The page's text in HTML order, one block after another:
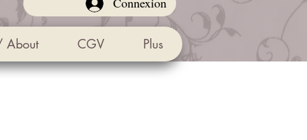
About CGV Plus